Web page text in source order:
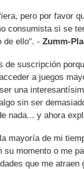
pero por favor
consumista si se
de ello". - Zumm-
suscripción
a juegos
una
sin ser
nada... y ahora
mayoría de mi
su momento o me
que me atraen